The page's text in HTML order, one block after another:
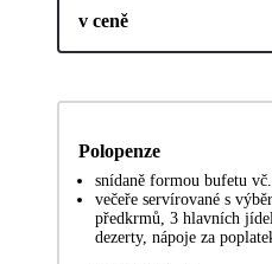
v ceně
Polopenze
snídaně formou bufetu
večeře servírované s
předkrmů, 3 hlavních
dezerty, nápoje za